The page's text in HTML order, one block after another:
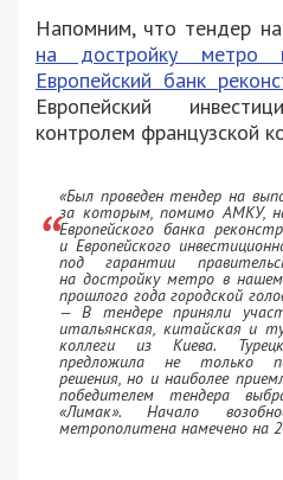
Напомним, что тендер
на достройку метро
Европейский банк
Европейский
контролем французской
«Был проведен тендер на
за которым, помимо АМКУ,
Европейского банка
и Европейского
под гарантии
на достройку метро в
прошлого года городской
— В тендере приняли
итальянская, китайская и
коллеги из Киева.
предложила не только
решения, но и наиболее
победителем тендера
«Лимак». Начало
метрополитена намечено на